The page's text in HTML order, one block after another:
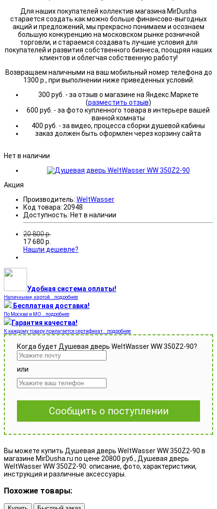
Для наших покупателей коллектив магазина MirDusha
старается создать как можно больше финансово-выгодных
акций и предложений, мы прекрасно понимаем и осознаем
большую конкуренцию на московском рынке розничной
торговли, и стараемся создавать лучшие условия для
покупателей и развития собственного бизнеса, поощряя наших
клиентов и облегчая собственную работу!
Возвращаем наличными на ваш мобильный номер телефона до
1300 р., при выполнении ниже приведенных условий:
300 руб. - за отзыв о магазине на Яндекс.Маркете
(разместить отзыв)
600 руб. - за фото купленного товара в интерьере вашей
ванной комнаты
400 руб. - за видео, процесса сборки душевой кабины
заказ должен быть оформлен через корзину сайта
Нет в наличии
Акция
Производитель: WeltWasser
Код товара: 20948
Доступность: Нет в наличии
20 800р.
17 680 р.
Нашли дешевле?
Удобная система оплаты!
Наличными, картой...подробнее
Бесплатная доставка!
По Москве и МО...подробнее
Гарантия качества!
К каждому товару прилагается сертификат...подробнее
Когда будет Душевая дверь WeltWasser WW 350Z2-90?
или
Сообщить о поступлении
Вы можете купить Душевая дверь WeltWasser WW 350Z2-90 в
магазине MirDusha.ru по цене 20800 руб., Душевая дверь
WeltWasser WW 350Z2-90: описание, фото, характеристики,
инструкция и различные аксессуары.
Похожие товары: